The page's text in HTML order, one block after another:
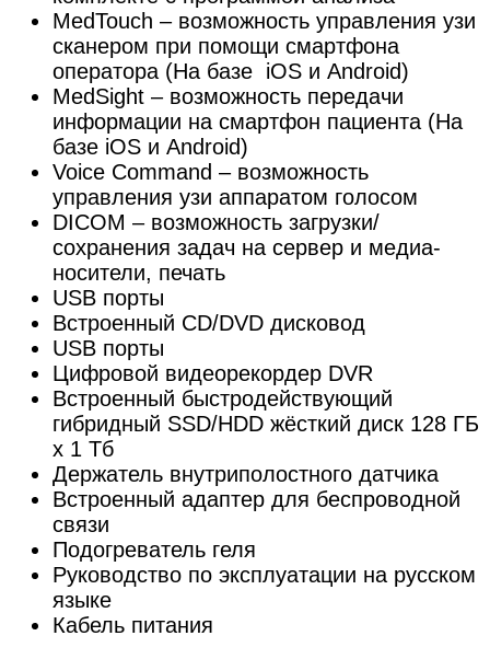
MedTouch – возможность управления узи
сканером при помощи смартфона
оператора (На базе iOS и Android)
MedSight – возможность передачи
информации на смартфон пациента (На
базе iOS и Android)
Voice Command – возможность
управления узи аппаратом голосом
DICOM – возможность загрузки/
сохранения задач на сервер и медиа-
носители, печать
USB порты
Встроенный CD/DVD дисковод
USB порты
Цифровой видеорекордер DVR
Встроенный быстродействующий
гибридный SSD/HDD жёсткий диск 128 ГБ
х 1 Тб
Держатель внутриполостного датчика
Встроенный адаптер для беспроводной
связи
Подогреватель геля
Руководство по эксплуатации на русском
языке
Кабель питания